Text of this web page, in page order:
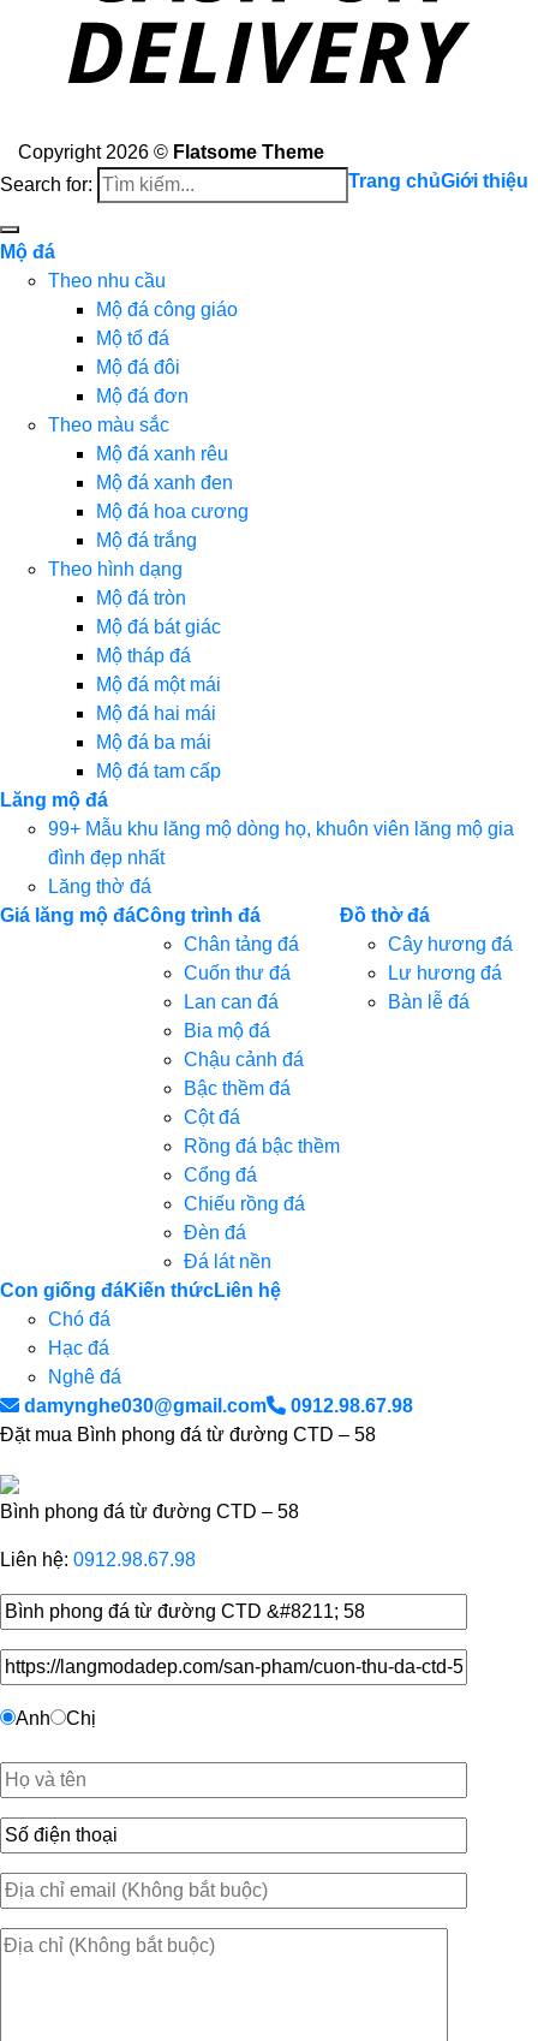
Copyright 2026 © Flatsome Theme
Search for:
Trang chủGiới thiệu
Mộ đá
Theo nhu cầu
Mộ đá công giáo
Mộ tổ đá
Mộ đá đôi
Mộ đá đơn
Theo màu sắc
Mộ đá xanh rêu
Mộ đá xanh đen
Mộ đá hoa cương
Mộ đá trắng
Theo hình dạng
Mộ đá tròn
Mộ đá bát giác
Mộ tháp đá
Mộ đá một mái
Mộ đá hai mái
Mộ đá ba mái
Mộ đá tam cấp
Lăng mộ đá
99+ Mẫu khu lăng mộ dòng họ, khuôn viên lăng mộ gia
đình đẹp nhất
Lăng thờ đá
Giá lăng mộ đáCông trình đá
Chân tảng đá
Cuốn thư đá
Lan can đá
Bia mộ đá
Chậu cảnh đá
Bậc thềm đá
Cột đá
Rồng đá bậc thềm
Cổng đá
Chiếu rồng đá
Đèn đá
Đá lát nền
Đồ thờ đá
Cây hương đá
Lư hương đá
Bàn lễ đá
Con giống đá
Chó đá
Hạc đá
Nghê đá
Kiến thứcLiên hệ
damynghe030@gmail.com
0912.98.67.98
Đặt mua Bình phong đá từ đường CTD – 58
Bình phong đá từ đường CTD – 58
Liên hệ: 0912.98.67.98
Anh Chị